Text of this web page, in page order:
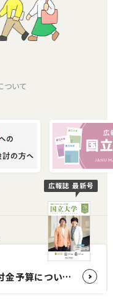
令和8年度国立大学法人運営費交付金予算について【国立大学協会会長コメント】
広報誌 最新号
ついて
Universities.